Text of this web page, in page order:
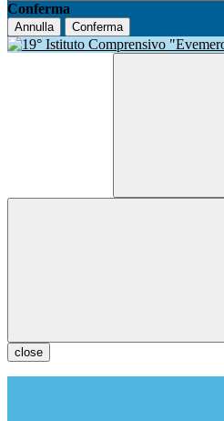
Conferma
Annulla Conferma
close